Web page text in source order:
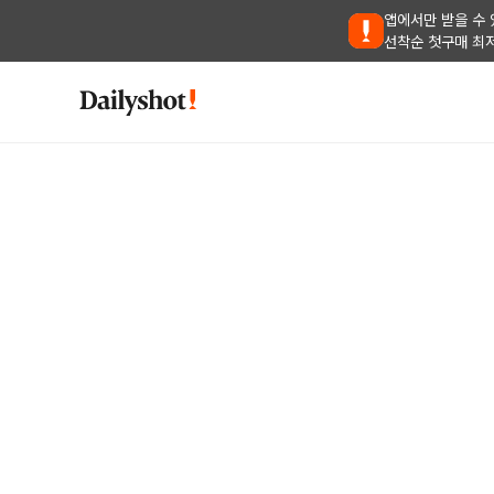
앱에서만 받을 수
선착순 첫구매 최